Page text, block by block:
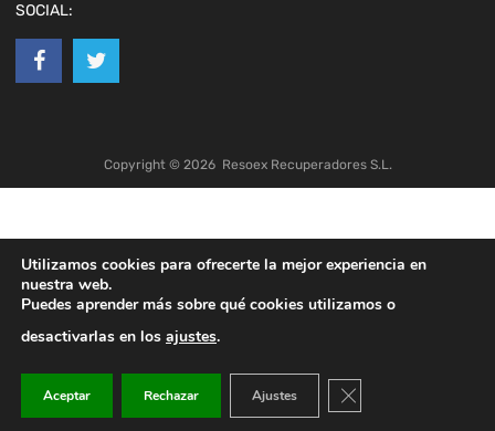
SOCIAL:
Copyright © 2026 Resoex Recuperadores S.L.
Utilizamos cookies para ofrecerte la mejor experiencia en
nuestra web.
Puedes aprender más sobre qué cookies utilizamos o
desactivarlas en los ajustes.
Aceptar Rechazar Ajustes Cerrar el banner de